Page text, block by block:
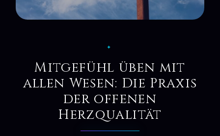
✦
Mitgefühl üben mit
allen Wesen: Die Praxis
der offenen
Herzqualität